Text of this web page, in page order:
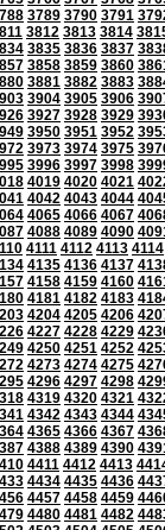
3789 3790 3791
3812 3813 3814
3835 3836 3837
3858 3859 3860
3881 3882 3883
3904 3905 3906
3927 3928 3929
3950 3951 3952
3973 3974 3975
3996 3997 3998
4019 4020 4021
4042 4043 4044
4065 4066 4067
4088 4089 4090
4111 4112 4113 4114
4135 4136 4137
4158 4159 4160
4181 4182 4183
4204 4205 4206
4227 4228 4229
4250 4251 4252
4273 4274 4275
4296 4297 4298
4319 4320 4321
4342 4343 4344
4365 4366 4367
4388 4389 4390
4411 4412 4413
4434 4435 4436
4457 4458 4459
4480 4481 4482